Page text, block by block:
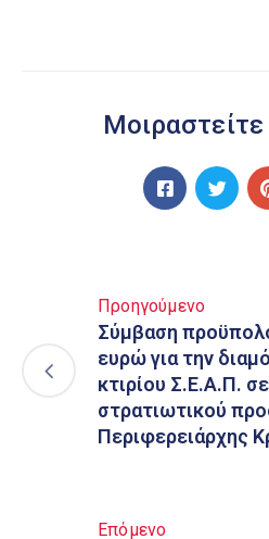
Προηγούμενο
Σύμβαση
ευρώ για την
κτιρίου Σ.Ε.Α.Π.
στρατιωτικού
Περιφερειάρχης
Επόμενο